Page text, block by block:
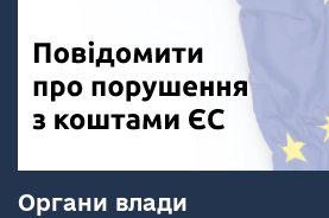
Органи влади